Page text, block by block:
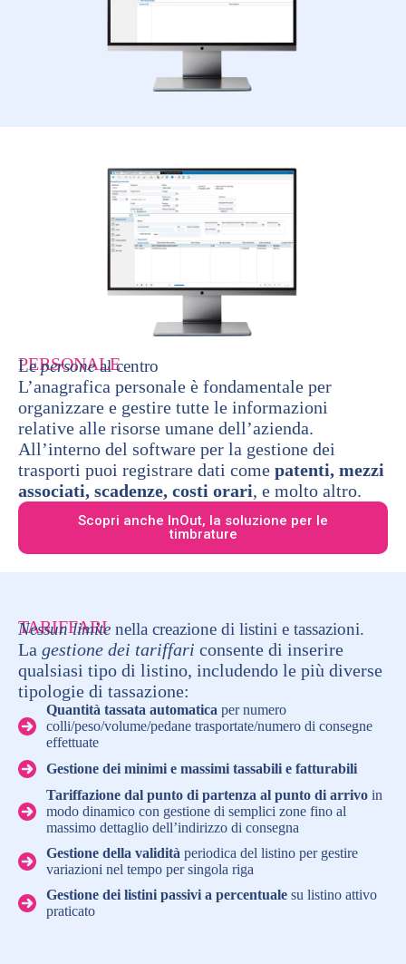
PERSONALE
Lepersoneal centro
L’anagrafica personale è fondamentale per
organizzare e gestire tutte le informazioni
relative alle risorse umane dell’azienda.
All’interno del software per la gestione dei
trasporti puoi registrare dati come patenti, mezzi
associati, scadenze, costi orari, e molto altro.
Scopri anche InOut, la soluzione per le
timbrature
TARIFFARI
Nessun limite nella creazione di listini e tassazioni.
La gestione dei tariffari consente di inserire
qualsiasi tipo di listino, includendo le più diverse
tipologie di tassazione:
Quantità tassata automatica per numero
colli/peso/volume/pedane trasportate/numero di consegne
effettuate
Gestione dei minimi e massimi tassabili e fatturabili
Tariffazione dal punto di partenza al punto di arrivo in
modo dinamico con gestione di semplici zone fino al
massimo dettaglio dell’indirizzo di consegna
Gestione della validità periodica del listino per gestire
variazioni nel tempo per singola riga
Gestione dei listini passivi a percentuale su listino attivo
praticato